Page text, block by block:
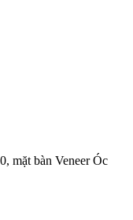
mặt bàn Veneer Óc